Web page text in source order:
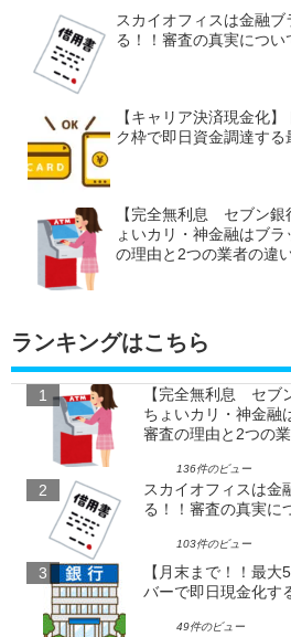
スカイオフィスは金融
る！！審査の真実につい
【キャリア決済現金化
ク枠で即日資金調達する
【完全無利息 セブン銀
ょいカリ・神金融はブ
の理由と2つの業者の違
ランキングはこちら
【完全無利息 セブ
ちょいカリ・神金融
審査の理由と2つの
136件のビュー
スカイオフィスは金
る！！審査の真実に
103件のビュー
【月末まで！！最
バーで即日現金化す
49件のビュー